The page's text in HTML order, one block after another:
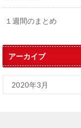
１週間のまとめ
アーカイブ